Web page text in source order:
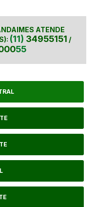
ATENDE
(11) 34955151 /
55